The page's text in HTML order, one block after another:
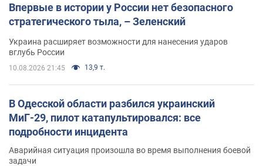
Впервые в истории у России нет безопасного
стратегического тыла, – Зеленский
Украина расширяет возможности для нанесения ударов
вглубь России
10.08.2026 21:45 13,9 т.
В Одесской области разбился украинский
МиГ-29, пилот катапультировался: все
подробности инцидента
Аварийная ситуация произошла во время выполнения боевой
задачи